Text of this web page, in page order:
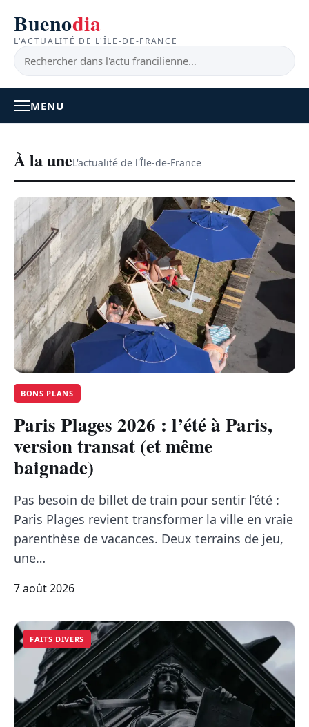
Buenodia
L'ACTUALITÉ DE L'ÎLE-DE-FRANCE
MENU
ACTUALITÉ
BONS PLANS
FEEL GOOD
FAITS DIVERS
TRANSPORTS
ÉCONOMIE
SPORT
SCIENCES & TECH
À la uneL'actualité de l'Île-de-France
BONS PLANS
Paris Plages 2026 : l’été à Paris,
version transat (et même
baignade)
Pas besoin de billet de train pour sentir l’été :
Paris Plages revient transformer la ville en vraie
parenthèse de vacances. Deux terrains de jeu,
une…
7 août 2026
FAITS DIVERS